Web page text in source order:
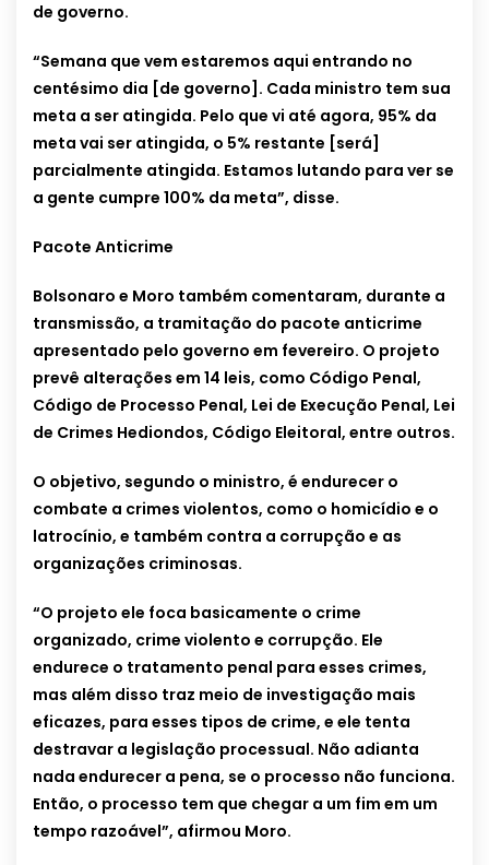
de governo.
“Semana que vem estaremos aqui entrando no
centésimo dia [de governo]. Cada ministro tem sua
meta a ser atingida. Pelo que vi até agora, 95% da
meta vai ser atingida, o 5% restante [será]
parcialmente atingida. Estamos lutando para ver se
a gente cumpre 100% da meta”, disse.
Pacote Anticrime
Bolsonaro e Moro também comentaram, durante a
transmissão, a tramitação do pacote anticrime
apresentado pelo governo em fevereiro. O projeto
prevê alterações em 14 leis, como Código Penal,
Código de Processo Penal, Lei de Execução Penal, Lei
de Crimes Hediondos, Código Eleitoral, entre outros.
O objetivo, segundo o ministro, é endurecer o
combate a crimes violentos, como o homicídio e o
latrocínio, e também contra a corrupção e as
organizações criminosas.
“O projeto ele foca basicamente o crime
organizado, crime violento e corrupção. Ele
endurece o tratamento penal para esses crimes,
mas além disso traz meio de investigação mais
eficazes, para esses tipos de crime, e ele tenta
destravar a legislação processual. Não adianta
nada endurecer a pena, se o processo não funciona.
Então, o processo tem que chegar a um fim em um
tempo razoável”, afirmou Moro.